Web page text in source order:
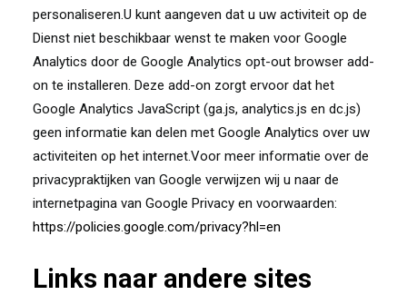
personaliseren.U kunt aangeven dat u uw activiteit op de
Dienst niet beschikbaar wenst te maken voor Google
Analytics door de Google Analytics opt-out browser add-
on te installeren. Deze add-on zorgt ervoor dat het
Google Analytics JavaScript (ga.js, analytics.js en dc.js)
geen informatie kan delen met Google Analytics over uw
activiteiten op het internet.Voor meer informatie over de
privacypraktijken van Google verwijzen wij u naar de
internetpagina van Google Privacy en voorwaarden:
https://policies.google.com/privacy?hl=en
Links naar andere sites